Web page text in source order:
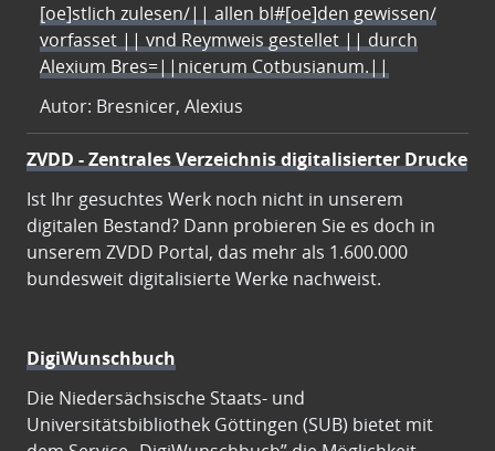
[oe]stlich zulesen/|| allen bl#[oe]den gewissen/
vorfasset || vnd Reymweis gestellet || durch
Alexium Bres=||nicerum Cotbusianum.||
Autor: Bresnicer, Alexius
ZVDD - Zentrales Verzeichnis digitalisierter Drucke
Ist Ihr gesuchtes Werk noch nicht in unserem
digitalen Bestand? Dann probieren Sie es doch in
unserem ZVDD Portal, das mehr als 1.600.000
bundesweit digitalisierte Werke nachweist.
DigiWunschbuch
Die Niedersächsische Staats- und
Universitätsbibliothek Göttingen (SUB) bietet mit